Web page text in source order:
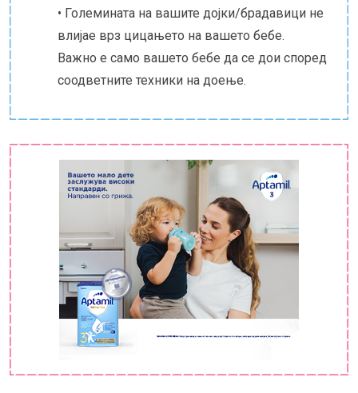
• Големината на вашите дојки/брадавици не
влијае врз цицањето на вашето бебе.
Важно е само вашето бебе да се дои според
соодветните техники на доење.